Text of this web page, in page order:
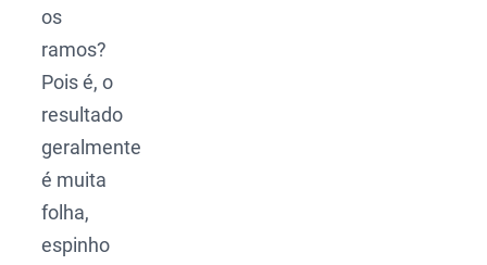
os
ramos?
Pois é, o
resultado
geralmente
é muita
folha,
espinho